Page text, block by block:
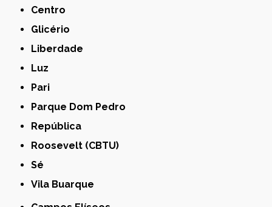
Centro
Glicério
Liberdade
Luz
Pari
Parque Dom Pedro
República
Roosevelt (CBTU)
Sé
Vila Buarque